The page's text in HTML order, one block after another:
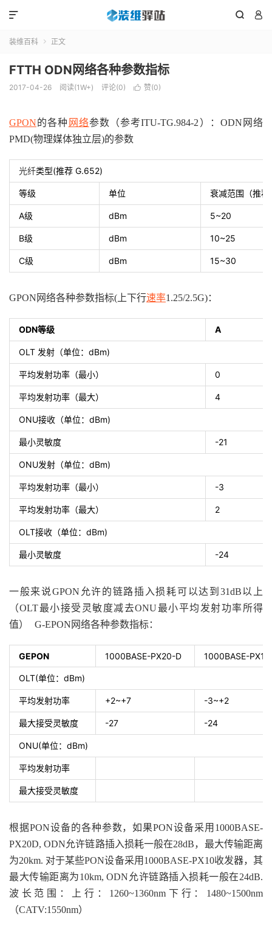
 

装维百科  正文
FTTH ODN网络各种参数指标
2017-04-26 阅读(1W+) 评论(0)  赞(0)
GPON的各种 网络参数（参考ITU-TG.984-2）： ODN 网络
PMD(物理媒体独立层)的参数
光纤类型(推荐 G.652)
等级 单位 衰减范围（推荐
A级 dBm 5~20
B级 dBm 10~25
C级 dBm 15~30
GPON 网络各种参数指标( 上下行速率1.25/2.5G)：
ODN等级 A
OLT 发射（单位： dBm)
平均发射功率（最小） 0
平均发射功率（最大） 4
ONU接收（单位： dBm)
最小灵敏度 -21
ONU发射（单位： dBm)
平均发射功率（最小） -3
平均发射功率（最大） 2
OLT接收（单位： dBm)
最小灵敏度 -24
一般来说GPON 允许的链路插入损耗可以达到 31dB以上
（OLT最小接受灵敏度减去ONU最小平均发射功率所得
值）
G-EPON 网络各种参数指标：
GEPON 1000BASE-PX20-D 1000BASE-
OLT(单位： dBm)
平均发射功率 +2~+7 -3~+2
最大接受灵敏度 -27 -24
ONU(单位： dBm)
平均发射功率
最大接受灵敏度
根据PON设备的各种参数，如果PON设备采用 1000BASE-
PX20D, ODN允许链路插入损耗一般在28dB，最大传输距离
为20km. 对于某些PON设备采用 1000BASE-PX10收发器，其
最大传输距离为10km, ODN 允许链路插入损耗一般在24dB.
波长范围：
上行： 1260~1360nm 下行： 1480~1500nm
（CATV:1550nm）